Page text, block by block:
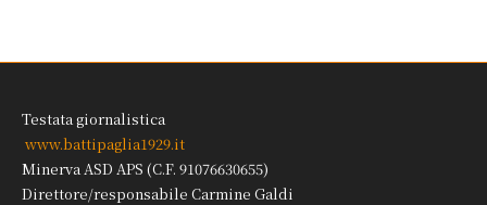
Testata giornalistica
www.battipaglia1929.it
Minerva ASD APS (C.F. 91076630655)
Direttore/responsabile Carmine Galdi